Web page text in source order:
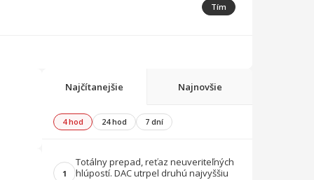
Tím
Najčítanejšie Najnovšie
4 hod 24 hod 7 dní
1
Totálny prepad, reťaz neuveriteľných
hlúpostí. DAC utrpel druhú najvyššiu